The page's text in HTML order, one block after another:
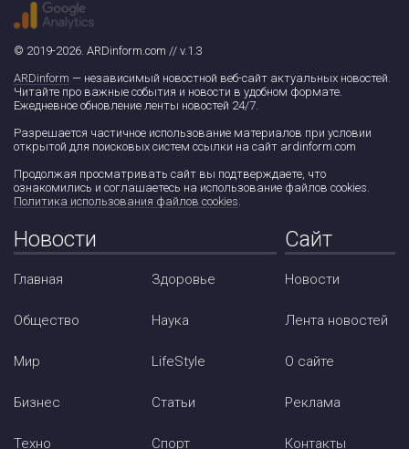
© 2019-2026. ARDinform.com // v.1.3
ARDinform — независимый новостной веб-сайт актуальных новостей.
Читайте про важные события и новости в удобном формате.
Ежедневное обновление ленты новостей 24/7.
Разрешается частичное использование материалов при условии
открытой для поисковых систем ссылки на сайт ardinform.com
Продолжая просматривать сайт вы подтверждаете, что
ознакомились и соглашаетесь на использование файлов cookies.
Политика использования файлов cookies.
Новости
Главная
Общество
Мир
Бизнес
Техно
Здоровье
Наука
LifeStyle
Статьи
Спорт
Сайт
Новости
Лента новостей
О сайте
Реклама
Контакты